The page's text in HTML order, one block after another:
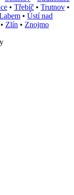
• Třebíč • Trutnov •
• Ústí nad
• Zlín • Znojmo